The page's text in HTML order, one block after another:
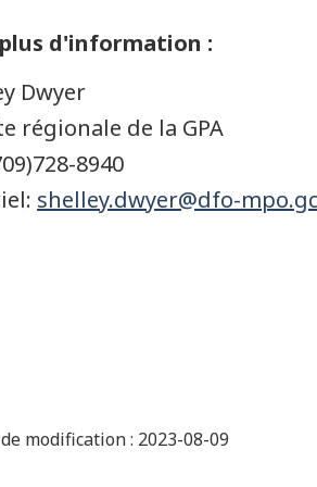
d'information :
Dwyer
régionale de la GPA
8940
shelley.dwyer@dfo-
modification : 2023-08-09